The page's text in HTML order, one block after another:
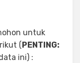
untuk
(PENTING:
ini) :